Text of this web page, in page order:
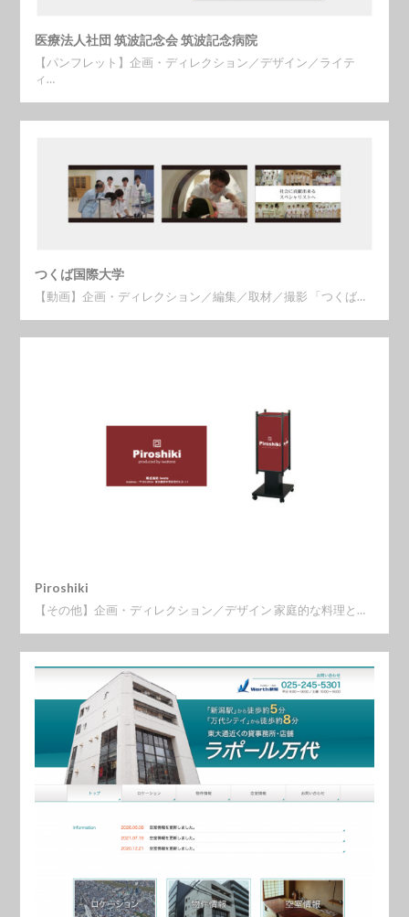
医療法人社団 筑波記念会 筑波記念病院
【パンフレット】企画・ディレクション／デザイン／ライテ
ィ…
つくば国際大学
【動画】企画・ディレクション／編集／取材／撮影 「つくば…
Piroshiki
【その他】企画・ディレクション／デザイン 家庭的な料理と…